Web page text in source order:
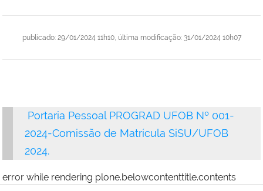
publicado: 29/01/2024 11h10, última modificação: 31/01/2024 10h07
Portaria Pessoal PROGRAD UFOB Nº 001-
2024-Comissão de Matrícula SiSU/UFOB
2024.
error while rendering plone.belowcontenttitle.contents